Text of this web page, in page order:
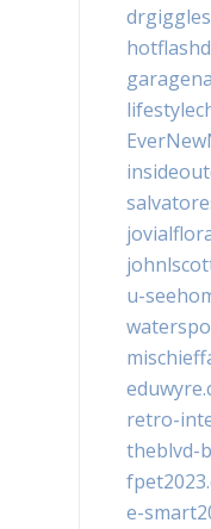
u-
retro-
theblvd-
e-